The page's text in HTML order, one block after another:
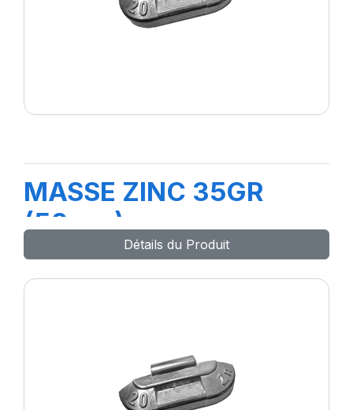
MASSE ZINC 35GR
(50pcs)
Détails du Produit